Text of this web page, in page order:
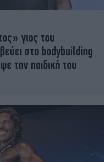
γιος του
στο bodybuilding
την παιδική του